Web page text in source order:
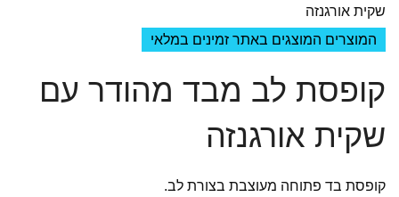
שקית אורגנזה
המוצרים המוצגים באתר זמינים במלאי
קופסת לב מבד מהודר עם
שקית אורגנזה
קופסת בד פתוחה מעוצבת בצורת לב.